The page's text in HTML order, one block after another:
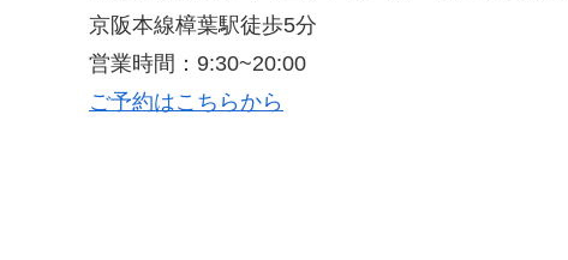
京阪本線樟葉駅徒歩5分
営業時間：9:30~20:00
ご予約はこちらから